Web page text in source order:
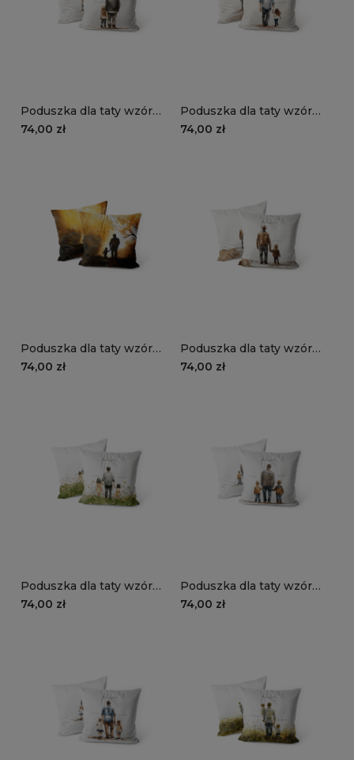
Poduszka dla taty wzór
DT34 | ojciec z córką 01
74,00 zł
Poduszka dla taty wzór
DT33 | ojciec z córką
74,00 zł
Poduszka dla taty wzór
DT32 | ojciec z synem 01
74,00 zł
Poduszka dla taty wzór
DT31 | ojciec z synem
74,00 zł
Poduszka dla taty wzór
DT30 | ojciec z dziećmi 10
74,00 zł
Poduszka dla taty wzór
DT29 | ojciec z dziećmi 09
74,00 zł